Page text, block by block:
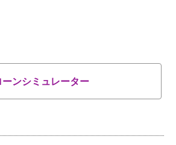
ーンシミュレーター